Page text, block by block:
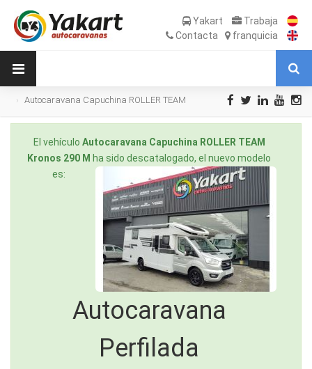
Yakart
Trabaja
Contacta
franquicia
Autocaravana Capuchina ROLLER TEAM
El vehículo Autocaravana Capuchina ROLLER TEAM
Kronos 290 M ha sido descatalogado, el nuevo modelo
es:
Autocaravana
Perfilada